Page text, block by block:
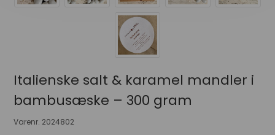
Italienske salt & karamel mandler i
bambusæske – 300 gram
Varenr. 2024802